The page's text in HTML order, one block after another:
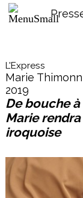
L'Express
Marie
2019
De bouche
Marie
iroquoise